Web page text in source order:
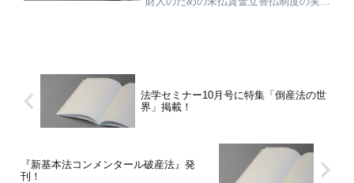
法学セミナー10月号に特集「倒産法の世
界」掲載！
『新基本法コンメンタール破産法』発
刊！